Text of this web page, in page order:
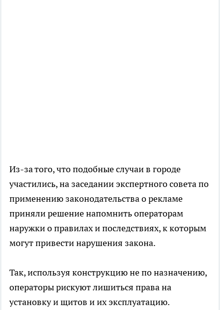
Из-за того, что подобные случаи в городе
участились, на заседании экспертного совета по
применению законодательства о рекламе
приняли решение напомнить операторам
наружки о правилах и последствиях, к которым
могут привести нарушения закона.
Так, используя конструкцию не по назначению,
операторы рискуют лишиться права на
установку и щитов и их эксплуатацию.